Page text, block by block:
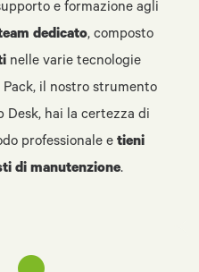
e formazione agli
dedicato, composto
nelle varie tecnologie
il nostro strumento
Desk, hai la certezza di
professionale e tieni
di manutenzione.